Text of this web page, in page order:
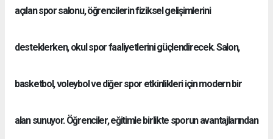
açılan spor salonu, öğrencilerin fiziksel gelişimlerini
desteklerken, okul spor faaliyetlerini güçlendirecek. Salon,
basketbol, voleybol ve diğer spor etkinlikleri için modern bir
alan sunuyor. Öğrenciler, eğitimle birlikte sporun avantajlarından